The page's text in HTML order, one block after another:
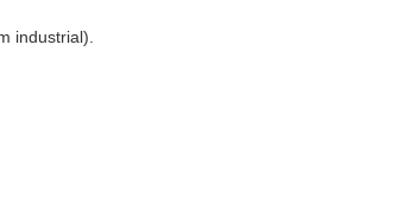
industrial).